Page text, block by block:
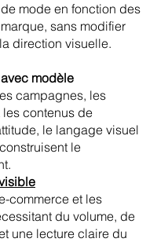
mode en fonction des
sans modifier
direction visuelle.
modèle
campagnes, les
contenus de
le langage visuel
le
commerce et les
du volume, de
une lecture claire du